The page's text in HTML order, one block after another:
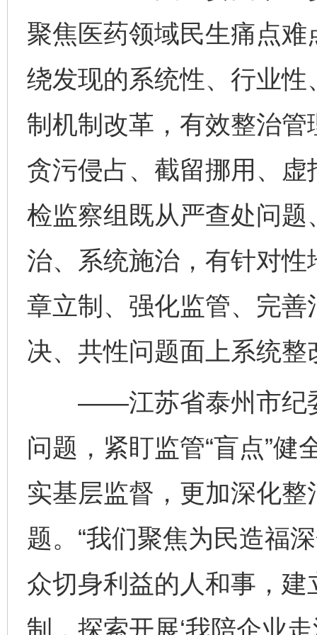
聚焦医药领域民生痛点难
绕发现的系统性、行业
制机制改革，有效整治
贪污侵占、截留挪用、
检监察组既从严查处问
治、系统施治，有针对
章立制、强化监管、完
决、共性问题面上系统
——江苏省泰州市纪委
问题，紧盯监管“盲点”健
实基层监督，更加深化
题。“我们聚焦为民造福
众切身利益的人和事，建
制，探索开展‘我陪企业